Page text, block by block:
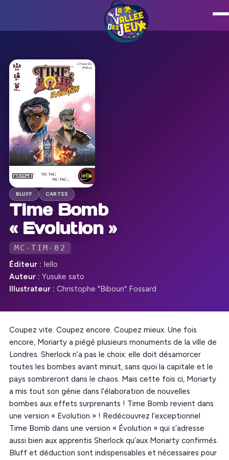
BLUFF CARTES
Time Bomb
« Evolution »
MC-TIM-02
Éditeur : Iello
Auteur : Yusuke sato
Illustrateur : Christophe "Biboun" Fossard
Coupez vite. Coupez encore. Coupez mieux. Une fois
encore, Moriarty a piégé plusieurs monuments de la ville de
Londres. Sherlock n’a pas le choix: elle doit désamorcer
toutes les bombes avant minuit, sans quoi la capitale et le
pays sombreront dans le chaos. Mais cette fois ci, Moriarty
a mis tout son génie dans l’élaboration de nouvelles
bombes aux effets surprenants ! Time Bomb revient dans
une version « Evolution » ! Redécouvrez l’exceptionnel
Time Bomb dans une version « Évolution » qui s’adresse
aussi bien aux apprentis Sherlock qu’aux Moriarty confirmés.
Bluff et déduction sont indispensables et nécessaires pour